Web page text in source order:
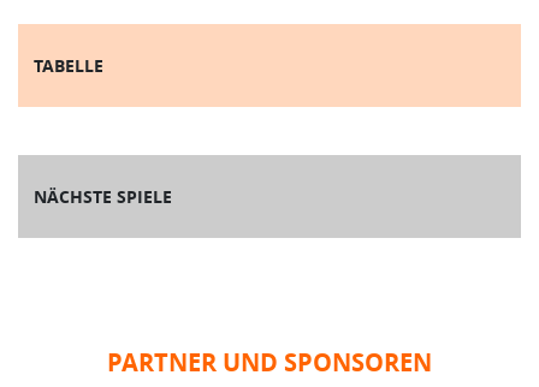
TABELLE
NÄCHSTE SPIELE
PARTNER UND SPONSOREN